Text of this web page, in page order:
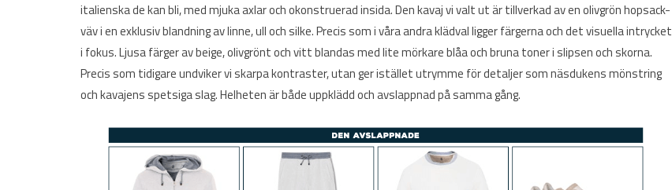
italienska de kan bli, med mjuka axlar och okonstruerad insida. Den kavaj vi valt ut är tillverkad av en olivgrön hopsack-
väv i en exklusiv blandning av linne, ull och silke. Precis som i våra andra klädval ligger färgerna och det visuella intrycket
i fokus. Ljusa färger av beige, olivgrönt och vitt blandas med lite mörkare blåa och bruna toner i slipsen och skorna.
Precis som tidigare undviker vi skarpa kontraster, utan ger istället utrymme för detaljer som näsdukens mönstring
och kavajens spetsiga slag. Helheten är både uppklädd och avslappnad på samma gång.